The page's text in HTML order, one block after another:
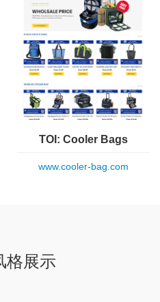
TOI: Cooler Bags
www.cooler-bag.com
格展示